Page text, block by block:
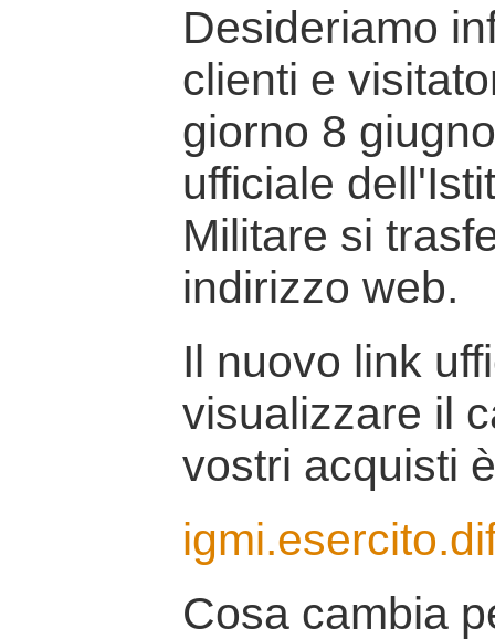
Desideriamo
clienti e
giorno 8
ufficiale
Militare si
indirizzo web.
Il nuovo link
visualizzare il
vostri acquisti
Cosa cambia